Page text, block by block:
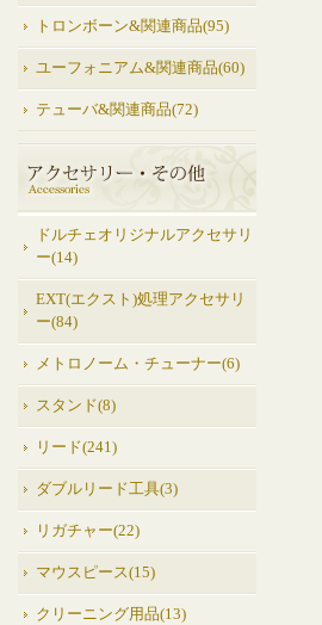
トロンボーン&関連商品(95)
ユーフォニアム&関連商品(60)
テューバ&関連商品(72)
ドルチェオリジナルアクセサリ
ー(14)
EXT(エクスト)処理アクセサリ
ー(84)
メトロノーム・チューナー(6)
スタンド(8)
リード(241)
ダブルリード工具(3)
リガチャー(22)
マウスピース(15)
クリーニング用品(13)